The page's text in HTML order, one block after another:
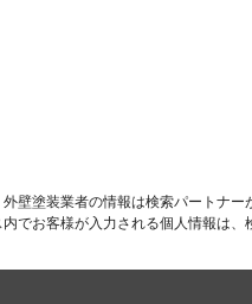
壁塗装業者の情報は検索パートナ
でお客様が入力される個人情報は、